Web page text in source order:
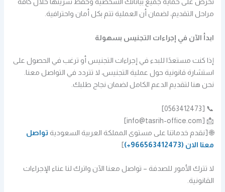
نحرص على حماية جميع بياناتك الشخصية وحفظ سريتها خلال كافة
مراحل التقديم، لضمان أن العملية تتم بكل أمان واحترافية.
ابدأ الآن في إجراءات التجنيس بسهولة
إذا كنت مستعدًا للبدء في إجراءات التجنيس أو ترغب في الحصول على
استشارة قانونية حول عملية التجنيس، لا تتردد في التواصل معنا.
نحن هنا لتقديم الدعم الكامل لضمان نجاح طلبك.
📞 [0563412473]
📩 [info@tasrih-office.com]
🌐 [نقدم خدماتنا على مستوى المملكة العربية السعودية تواصل
معنا الان (966563412473+)
]
لا تترك الأمور للصدفة – تواصل معنا الآن واترك لنا عناء الإجراءات
القانونية.